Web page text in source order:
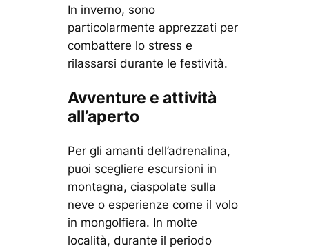
In inverno, sono
particolarmente apprezzati per
combattere lo stress e
rilassarsi durante le festività.
Avventure e attività
all’aperto
Per gli amanti dell’adrenalina,
puoi scegliere escursioni in
montagna, ciaspolate sulla
neve o esperienze come il volo
in mongolfiera. In molte
località, durante il periodo